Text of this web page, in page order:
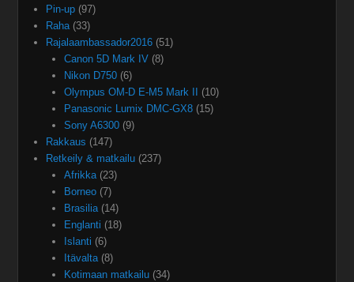
Pin-up (97)
Raha(33)
Rajalaambassador2016 (51)
Canon 5D Mark IV(8)
Nikon D750(6)
Olympus OM-D E-M5 Mark II
(10)
Panasonic Lumix DMC-GX8(15)
Sony A6300(9)
Rakkaus (147)
Retkeily & matkailu (237)
Afrikka(23)
Borneo(7)
Brasilia(14)
Englanti (18)
Islanti (6)
Itävalta(8)
Kotimaan matkailu(34)